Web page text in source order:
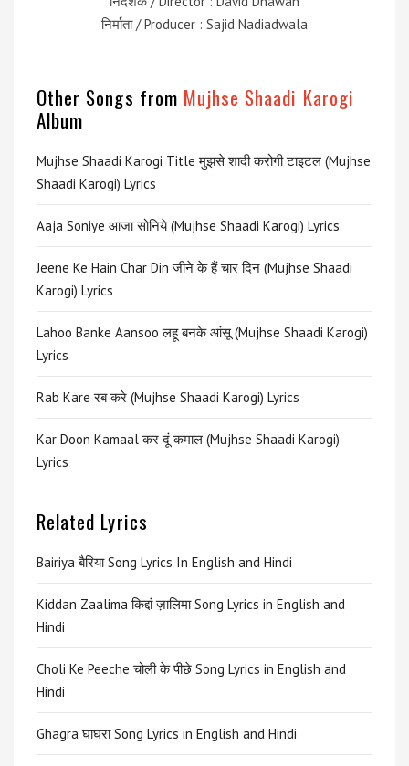
निर्माता / Producer : Sajid Nadiadwala
Other Songs from Mujhse Shaadi Karogi
Album
Mujhse Shaadi Karogi Title मुझसे शादी करोगी टाइटल (Mujhse
Shaadi Karogi) Lyrics
Aaja Soniye आजा सोनिये (Mujhse Shaadi Karogi) Lyrics
Jeene Ke Hain Char Din जीने के हैं चार दिन (Mujhse Shaadi
Karogi) Lyrics
Lahoo Banke Aansoo लहू बनके आंसू (Mujhse Shaadi Karogi)
Lyrics
Rab Kare रब करे (Mujhse Shaadi Karogi) Lyrics
Kar Doon Kamaal कर दूं कमाल (Mujhse Shaadi Karogi)
Lyrics
Related Lyrics
Bairiya बैरिया Song Lyrics In English and Hindi
Kiddan Zaalima किद्दां ज़ालिमा Song Lyrics in English and
Hindi
Choli Ke Peeche चोली के पीछे Song Lyrics in English and
Hindi
Ghagra घाघरा Song Lyrics in English and Hindi